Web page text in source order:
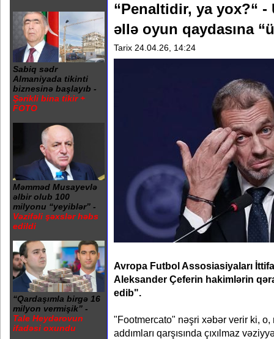
Sabiq sədr
Almaniyada tikinti
biznesinə başlayıb -
Şərikli bina tikir +
FOTO
Məmməd Musayevlə
əlbir olub 100
milyonu “yeyiblər” -
Vəzifəli şəxslər həbs
edildi
“Qardaşımla birgə 16
milyon vermişik” -
Tale Heydərovun
ifadəsi oxundu
“Penaltidir, ya yox?“ -
əllə oyun qaydasına
Tarix 24.04.26, 14:24
Avropa Futbol Assosiasiyaları
Aleksander Çeferin hakimlərin
edib".
"Footmercato" nəşri xəbər verir ki,
addımları qarşısında çıxılmaz